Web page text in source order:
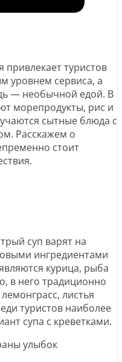
привлекает туристов
уровнем сервиса, а
— необычной едой. В
морепродукты, рис и
сытные блюда с
Расскажем о
стоит
суп варят на
ингредиентами
курица, рыба
в него традиционно
листья
туристов наиболее
супа с креветками.